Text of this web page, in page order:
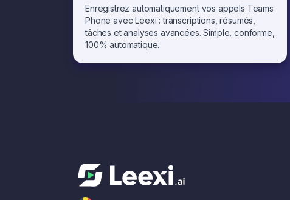
Enregistrez automatiquement vos appels Teams
Phone avec Leexi : transcriptions, résumés,
tâches et analyses avancées. Simple, conforme,
100% automatique.